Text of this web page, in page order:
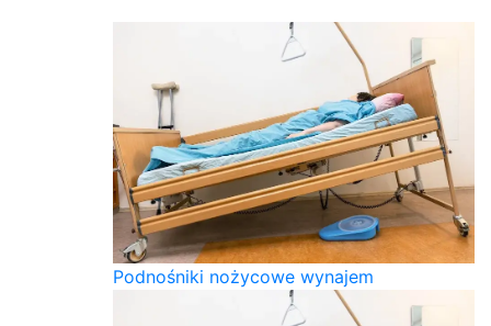
Podnośniki nożycowe wynajem